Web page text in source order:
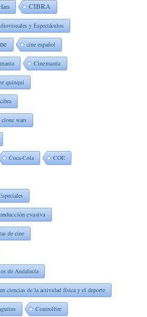
CIBRA
y Espectáculos
cine español
Cinemanía
quinqui
clone wars
Coca-Cola COE
evasiva
de cine
de Andalucía
ciencias de la actividad física y el deporte
Controlfire